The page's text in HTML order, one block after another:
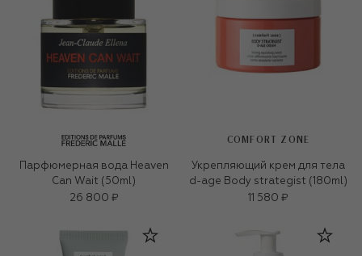
Парфюмерная вода Heaven
Can Wait (50ml)
26 800 ₽
COMFORT ZONE
Укрепляющий крем для тела
d-age Body strategist (180ml)
11 580 ₽